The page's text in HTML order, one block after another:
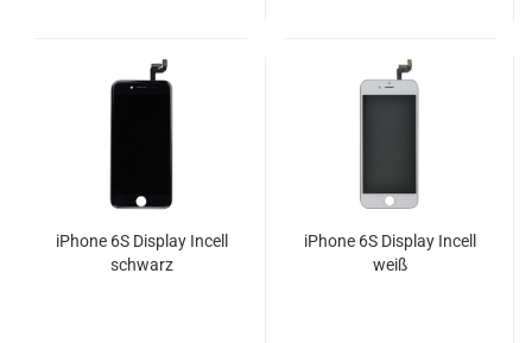
iPhone 6S Display Incell
schwarz
iPhone 6S Display Incell
weiß